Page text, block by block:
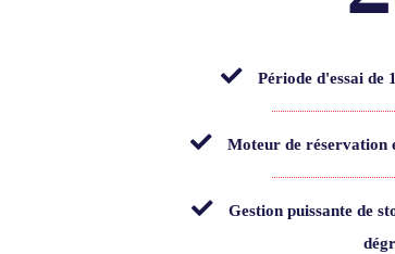
Période d'essai de
Moteur de réservation
Gestion puissante de